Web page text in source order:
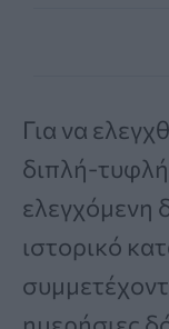
Για να
διπλή-
ελεγχόμενη
ιστορικό